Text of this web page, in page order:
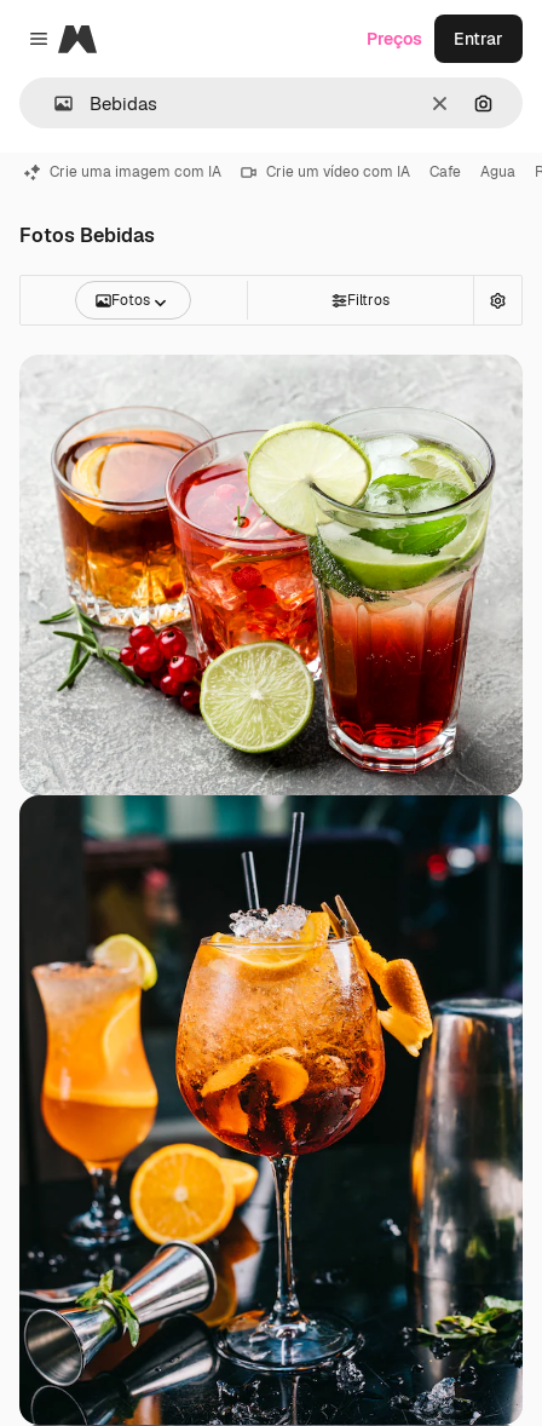
Close menu
Magnific
Limpar
Preços Entrar
Crie uma imagem com IA Crie um vídeo com IA Cafe Agua
Fotos Bebidas
Fotos Filtros